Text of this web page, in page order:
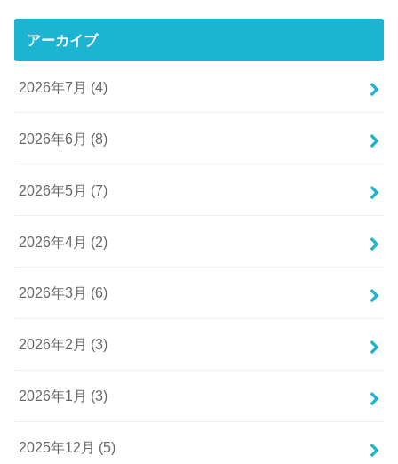
アーカイブ
2026年7月 (4)
2026年6月 (8)
2026年5月 (7)
2026年4月 (2)
2026年3月 (6)
2026年2月 (3)
2026年1月 (3)
2025年12月 (5)